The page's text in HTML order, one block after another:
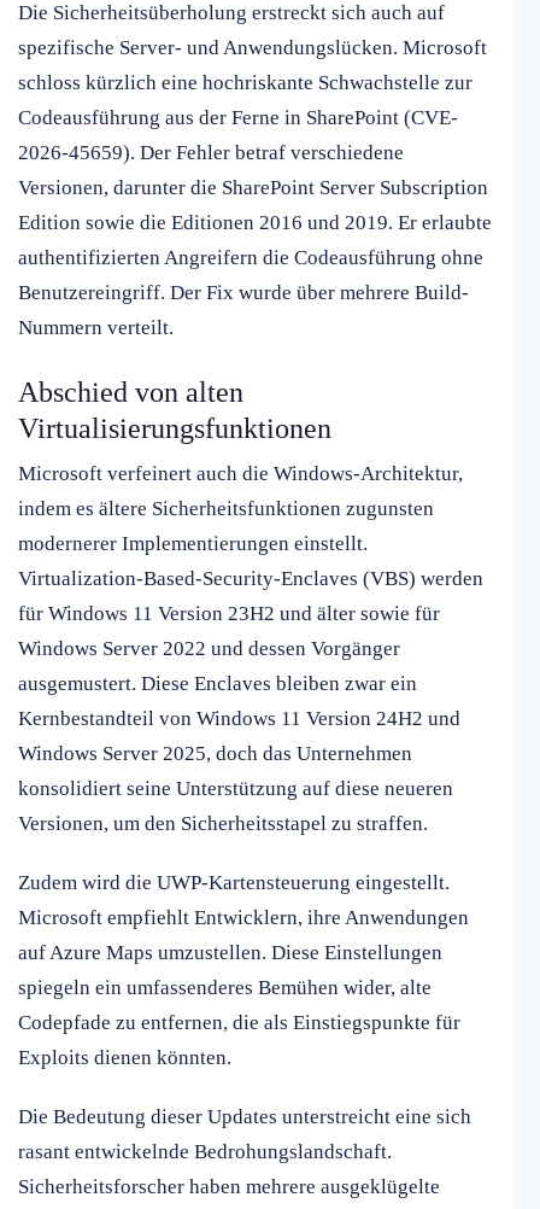
Die Sicherheitsüberholung erstreckt sich auch auf
spezifische Server- und Anwendungslücken. Microsoft
schloss kürzlich eine hochriskante Schwachstelle zur
Codeausführung aus der Ferne in SharePoint (CVE-
2026-45659). Der Fehler betraf verschiedene
Versionen, darunter die SharePoint Server Subscription
Edition sowie die Editionen 2016 und 2019. Er erlaubte
authentifizierten Angreifern die Codeausführung ohne
Benutzereingriff. Der Fix wurde über mehrere Build-
Nummern verteilt.
Abschied von alten
Virtualisierungsfunktionen
Microsoft verfeinert auch die Windows-Architektur,
indem es ältere Sicherheitsfunktionen zugunsten
modernerer Implementierungen einstellt.
Virtualization-Based-Security-Enclaves (VBS) werden
für Windows 11 Version 23H2 und älter sowie für
Windows Server 2022 und dessen Vorgänger
ausgemustert. Diese Enclaves bleiben zwar ein
Kernbestandteil von Windows 11 Version 24H2 und
Windows Server 2025, doch das Unternehmen
konsolidiert seine Unterstützung auf diese neueren
Versionen, um den Sicherheitsstapel zu straffen.
Zudem wird die UWP-Kartensteuerung eingestellt.
Microsoft empfiehlt Entwicklern, ihre Anwendungen
auf Azure Maps umzustellen. Diese Einstellungen
spiegeln ein umfassenderes Bemühen wider, alte
Codepfade zu entfernen, die als Einstiegspunkte für
Exploits dienen könnten.
Die Bedeutung dieser Updates unterstreicht eine sich
rasant entwickelnde Bedrohungslandschaft.
Sicherheitsforscher haben mehrere ausgeklügelte